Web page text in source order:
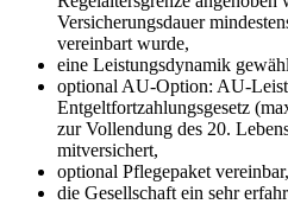
Versicherungsdauer
vereinbart wurde,
eine Leistungsdynamik
optional AU-Option: AU-
Entgeltfortzahlungsgesetz
zur Vollendung des 20.
mitversichert,
optional Pflegepaket vereinbar,
die Gesellschaft ein sehr